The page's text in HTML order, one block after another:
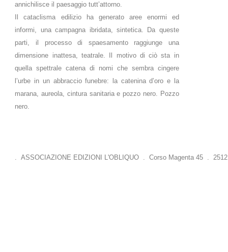
annichilisce il paesaggio tutt’attorno.
Il cataclisma edilizio ha generato aree enormi ed
informi, una campagna ibridata, sintetica. Da queste
parti, il processo di spaesamento raggiunge una
dimensione inattesa, teatrale. Il motivo di ciò sta in
quella spettrale catena di nomi che sembra cingere
l’urbe in un abbraccio funebre: la catenina d’oro e la
marana, aureola, cintura sanitaria e pozzo nero. Pozzo
nero.
. ASSOCIAZIONE EDIZIONI L'OBLIQUO . Corso Magenta 45 .